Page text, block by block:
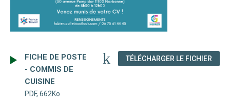
FICHE DE POSTE
- COMMIS DE
CUISINE
PDF, 662Ko
TÉLÉCHARGER LE FICHIER